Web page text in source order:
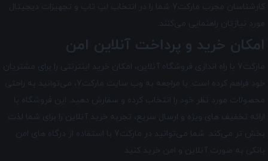
کارشناسان مجرب مارکت7 شما را در انتخاب لپ ‌تاپ و تجهیزات دیجیتال
مورد نیازتان راهنمایی می‌کنند.
امکان خرید و پرداخت آنلاین امن
مارکت7 با راه ‌اندازی فروشگاه آنلاین، امکان خرید اینترنتی را برای مشتریان
خود فراهم کرده است. با مراجعه به وب سایت مارکت7، می‌توانید به راحتی
محصولات مورد نظر خود را انتخاب کرده و سفارش دهید. این فروشگاه با
ارائه تخفیف های ویژه و ارسال سریع، تجربه خرید آنلاین را برای شما لذت
بخش تر می‌کند. شما می‌توانید در مارکت7 با استفاده از درگاه‌ های امن
بانکی به صورت آنلاین و امن خرید کنید.